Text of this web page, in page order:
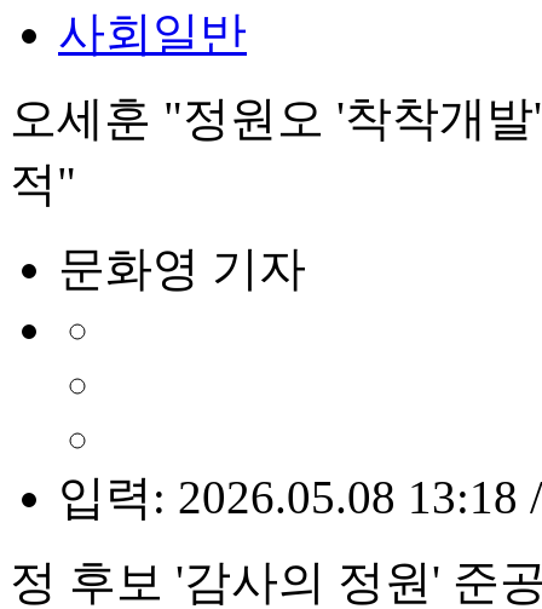
사회일반
오세훈 "정원오 '착착개
적"
문화영 기자
입력: 2026.05.08 13:18
정 후보 '감사의 정원' 준